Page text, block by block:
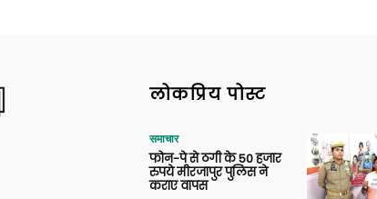
लोकप्रिय पोस्ट
समाचार
फोन-पे से ठगी के 50 हजार
रुपये मीरजापुर पुलिस ने
कराए वापस